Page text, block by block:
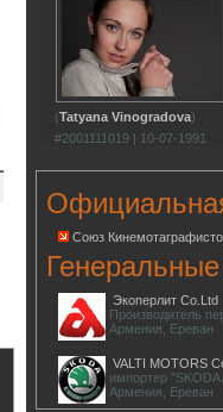
(Tatyana Vinogradova)
#2001111019 | 10-07-1991
Союз
Экоперлит Co.Ltd
Производитель
Армения, Ереван
VALTI MOTORS
импортер
Армения, Ереван